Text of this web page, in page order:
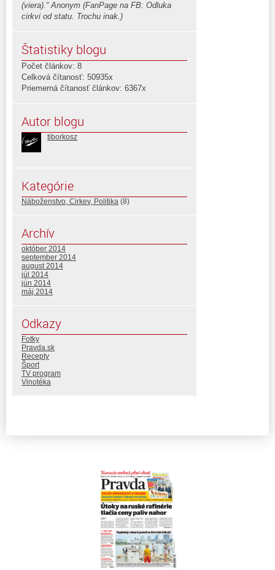
(viera).“ Anonym (FanPage na FB: Odluka
cirkvi od statu. Trochu inak.)
Štatistiky blogu
Počet článkov: 8
Celková čítanosť: 50935x
Priemerná čítanosť článkov: 6367x
Autor blogu
tiborkosz
Kategórie
Náboženstvo, Cirkev, Politika (8)
Archív
október 2014
september 2014
august 2014
júl 2014
jún 2014
máj 2014
Odkazy
Fotky
Pravda.sk
Recepty
Šport
TV program
Vinotéka